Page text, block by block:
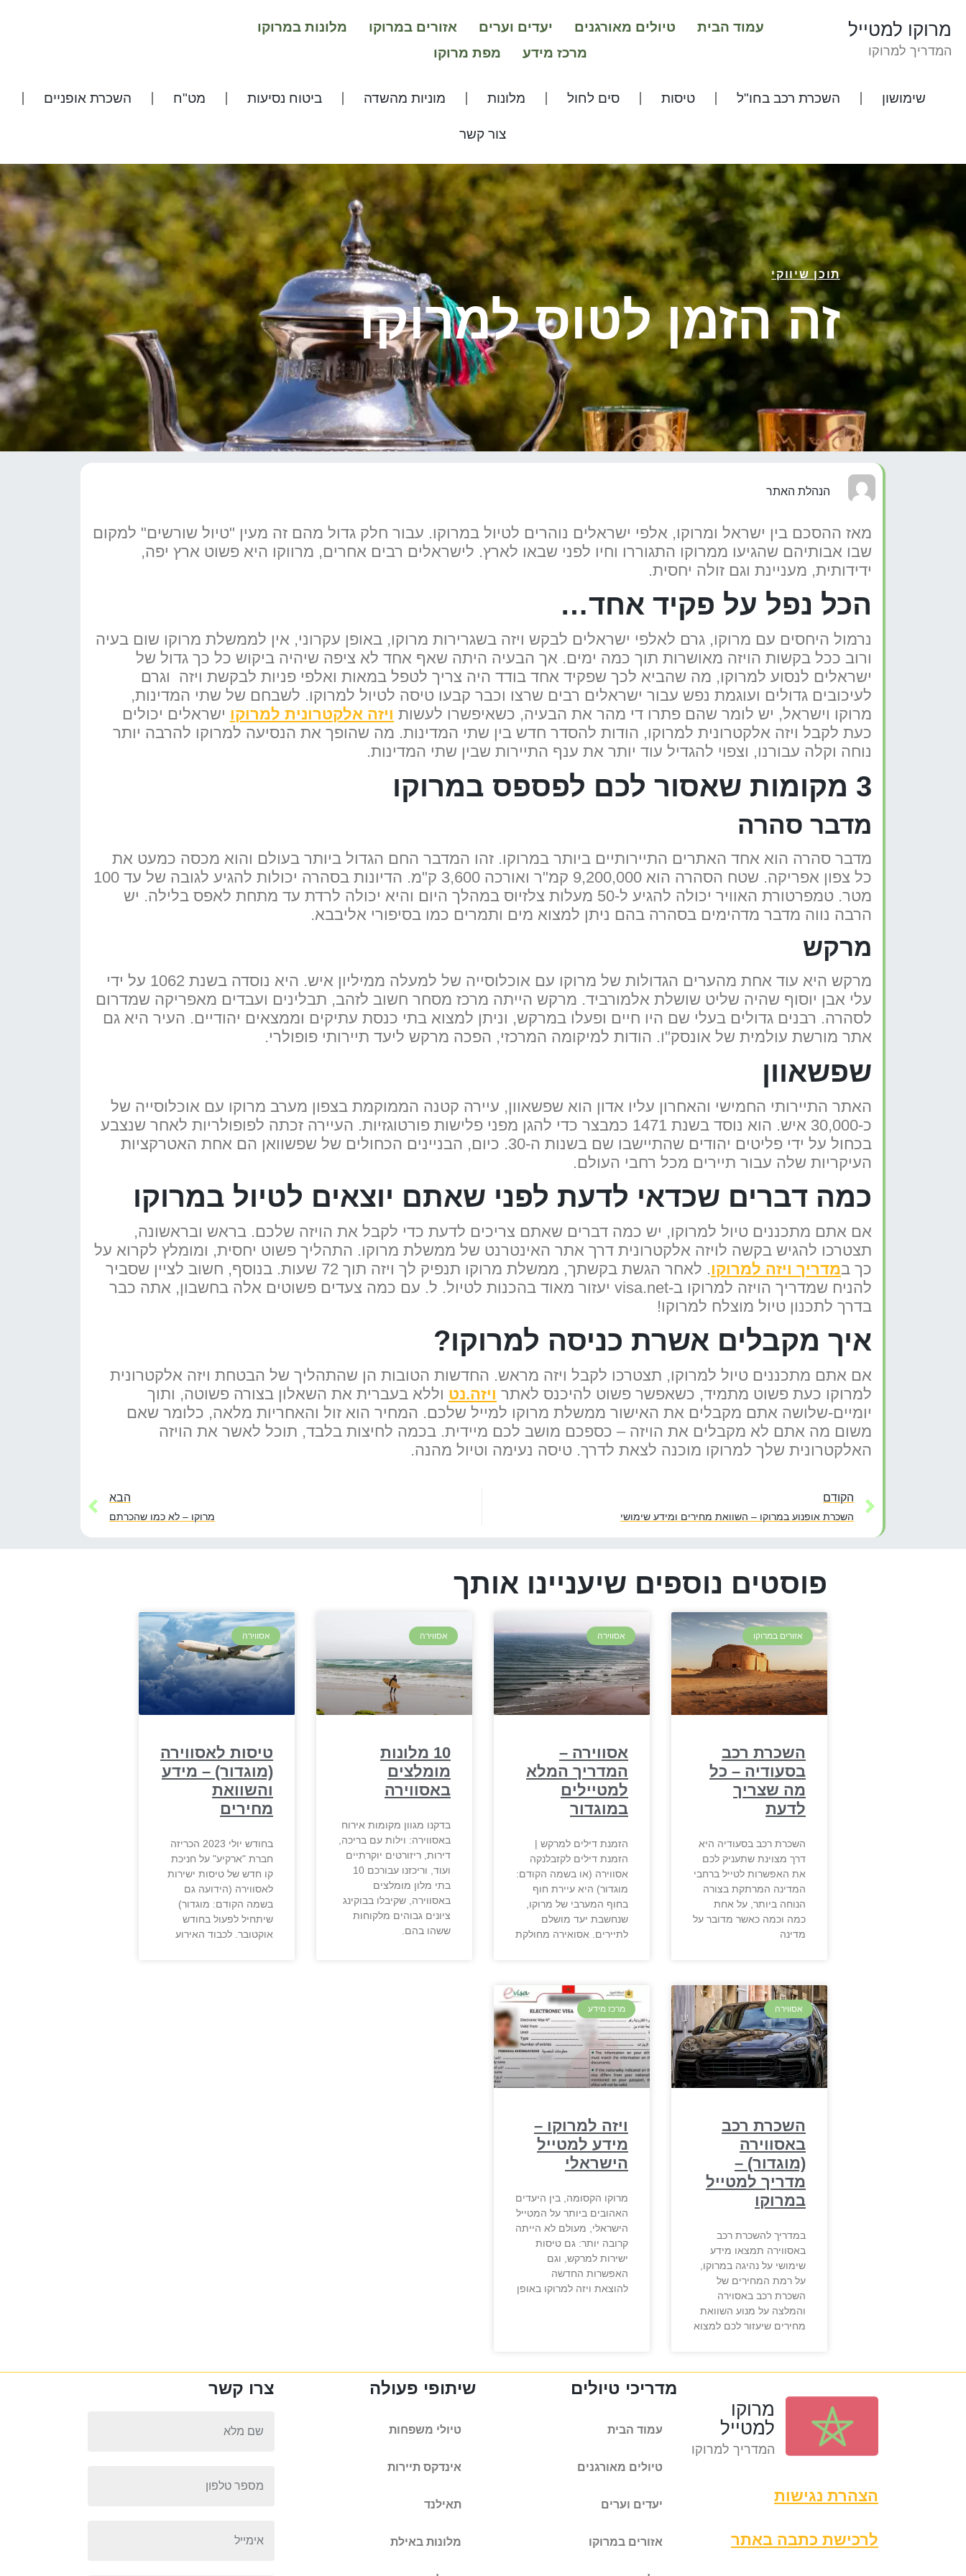
מרוקו למטייל
המדריך למרוקו
עמוד הבית טיולים מאורגנים יעדים וערים אזורים במרוקו
מלונות במרוקו
מרכז מידע
מפת מרוקו
שימושון השכרת רכב בחו"ל טיסות סים לחול מלונות מוניות מהשדה ביטוח נסיעות מט"ח השכרת אופניים
צור קשר
תוכן שיווקי
זה הזמן לטוס למרוקו
הנהלת האתר
מאז ההסכם בין ישראל ומרוקו, אלפי ישראלים נוהרים לטיול במרוקו. עבור חלק גדול מהם זה מעין "טיול שורשים" למקום
שבו אבותיהם שהגיעו ממרוקו התגוררו וחיו לפני שבאו לארץ. לישראלים רבים אחרים, מרווקו היא פשוט ארץ יפה,
ידידותית, מעניינת וגם זולה יחסית.
הכל נפל על פקיד אחד…
נרמול היחסים עם מרוקו, גרם לאלפי ישראלים לבקש ויזה בשגרירות מרוקו, באופן עקרוני, אין לממשלת מרוקו שום בעיה
ורוב ככל בקשות הויזה מאושרות תוך כמה ימים. אך הבעיה היתה שאף אחד לא ציפה שיהיה ביקוש כל כך גדול של
ישראלים לנסוע למרוקו, מה שהביא לכך שפקיד אחד בודד היה צריך לטפל במאות ואלפי פניות לבקשת ויזה וגרם
לעיכובים גדולים ועוגמת נפש עבור ישראלים רבים שרצו וכבר קבעו טיסה לטיול למרוקו. לשבחם של שתי המדינות,
מרוקו וישראל, יש לומר שהם פתרו די מהר את הבעיה, כשאיפשרו לעשות ויזה אלקטרונית למרוקו ישראלים יכולים
כעת לקבל ויזה אלקטרונית למרוקו, הודות להסדר חדש בין שתי המדינות. מה שהופך את הנסיעה למרוקו להרבה יותר
נוחה וקלה עבורנו, וצפוי להגדיל עוד יותר את ענף התיירות שבין שתי המדינות.
3 מקומות שאסור לכם לפספס במרוקו
מדבר סהרה
מדבר סהרה הוא אחד האתרים התיירותיים ביותר במרוקו. זהו המדבר החם הגדול ביותר בעולם והוא מכסה כמעט את
כל צפון אפריקה. שטח הסהרה הוא 9,200,000 קמ"ר ואורכה 3,600 ק"מ. הדיונות בסהרה יכולות להגיע לגובה של עד 100
מטר. טמפרטורת האוויר יכולה להגיע ל-50 מעלות צלזיוס במהלך היום והיא יכולה לרדת עד מתחת לאפס בלילה. יש
הרבה נווה מדבר מדהימים בסהרה בהם ניתן למצוא מים ותמרים כמו בסיפורי אליבבא.
מרקש
מרקש היא עוד אחת מהערים הגדולות של מרוקו עם אוכלוסייה של למעלה ממיליון איש. היא נוסדה בשנת 1062 על ידי
עלי אבן יוסוף שהיה שליט שושלת אלמורביד. מרקש הייתה מרכז מסחר חשוב לזהב, תבלינים ועבדים מאפריקה שמדרום
לסהרה. רבנים גדולים בעלי שם היו חיים ופעלו במרקש, וניתן למצוא בתי כנסת עתיקים וממצאים יהודיים. העיר היא גם
אתר מורשת עולמית של אונסק"ו. הודות למיקומה המרכזי, הפכה מרקש ליעד תיירותי פופולרי.
שפשאוון
האתר התיירותי החמישי והאחרון עליו אדון הוא שפשאוון, עיירה קטנה הממוקמת בצפון מערב מרוקו עם אוכלוסייה של
כ-30,000 איש. הוא נוסד בשנת 1471 כמבצר כדי להגן מפני פלישות פורטוגזיות. העיירה זכתה לפופולריות לאחר שנצבע
בכחול על ידי פליטים יהודים שהתיישבו שם בשנות ה-30. כיום, הבניינים הכחולים של שפשוואן הם אחת האטרקציות
העיקריות שלה עבור תיירים מכל רחבי העולם.
כמה דברים שכדאי לדעת לפני שאתם יוצאים לטיול במרוקו
אם אתם מתכננים טיול למרוקו, יש כמה דברים שאתם צריכים לדעת כדי לקבל את הויזה שלכם. בראש ובראשונה,
תצטרכו להגיש בקשה לויזה אלקטרונית דרך אתר האינטרנט של ממשלת מרוקו. התהליך פשוט יחסית, ומומלץ לקרוא על
כך במדריך ויזה למרוקו
. לאחר הגשת בקשתך, ממשלת מרוקו תנפיק לך ויזה תוך 72 שעות. בנוסף, חשוב לציין שסביר
להניח שמדריך הויזה למרוקו ב-visa.net יעזור מאוד בהכנות לטיול. ל. עם כמה צעדים פשוטים אלה בחשבון, אתה כבר
בדרך לתכנון טיול מוצלח למרוקו!
איך מקבלים אשרת כניסה למרוקו?
אם אתם מתכננים טיול למרוקו, תצטרכו לקבל ויזה מראש. החדשות הטובות הן שהתהליך של הבטחת ויזה אלקטרונית
למרוקו כעת פשוט מתמיד, כשאפשר פשוט להיכנס לאתר ויזה.נט וללא בעברית את השאלון בצורה פשוטה, ותוך
יומיים-שלושה אתם מקבלים את האישור ממשלת מרוקו למייל שלכם. המחיר הוא זול והאחריות מלאה, כלומר שאם
משום מה אתם לא מקבלים את הויזה – כספכם מושב לכם מיידית. בכמה לחיצות בלבד, תוכל לאשר את הויזה
האלקטרונית שלך למרוקו מוכנה לצאת לדרך. טיסה נעימה וטיול מהנה.
הקודם
השכרת אופנוע במרוקו – השוואת מחירים ומידע שימושי
הבא
מרוקו – לא כמו שהכרתם
פוסטים נוספים שיעניינו אותך
אזורים במרוקו
השכרת רכב
בסעודיה – כל
מה שצריך
לדעת
השכרת רכב בסעודיה היא
דרך מצוינת שתעניק לכם
את האפשרות לטייל ברחבי
המדינה המרתקת בצורה
הנוחה ביותר, על אחת
כמה וכמה כאשר מדובר על
מדינה
אסווירה
אסווירה –
המדריך המלא
למטיילים
במוגדור
הזמנת דילים למרקש |
הזמנת דילים לקזבלנקה
אסווירה (או בשמה הקודם:
מוגדור) היא עיירת חוף
בחוף המערבי של מרוקו,
שנחשבת יעד מושלם
לתיירים. אסואירה מחולקת
אסווירה
10 מלונות
מומלצים
באסווירה
בדקנו מגוון מקומות אירוח
באסווירה: וילות עם בריכה,
דירות, ריזורטים יוקרתיים
ועוד, וריכזנו עבורכם 10
בתי מלון מומלצים
באסווירה, שקיבלו בבוקינג
ציונים גבוהים מלקוחות
ששהו בהם.
אסווירה
טיסות לאסווירה
(מוגדור) – מידע
והשוואת
מחירים
בחודש יולי 2023 הכריזה
חברת "ארקיע" על חניכת
קו חדש של טיסות ישירות
לאסווירה (הידועה גם
בשמה הקודם: מוגדור)
שיתחיל לפעול בחודש
אוקטובר. לכבוד האירוע
אסווירה
השכרת רכב
באסווירה
(מוגדור) –
מדריך למטייל
במרוקו
במדריך להשכרת רכב
באסווירה תמצאו מידע
שימושי על נהיגה במרוקו,
על רמת המחירים של
השכרת רכב באסוירה
והמלצה על מנוע השוואת
מחירים שיעזור לכם למצוא
מרכז מידע
ויזה למרוקו –
מידע למטייל
הישראלי
מרוקו הקסומה, בין היעדים
האהובים ביותר על המטייל
הישראלי, מעולם לא הייתה
קרובה יותר: גם טיסות
ישירות למרקש, וגם
האפשרות החדשה
להוצאת ויזה למרוקו באופן
מרוקו
למטייל
המדריך למרוקו
הצהרת נגישות
לרכישת כתבה באתר
מדריכי טיולים
עמוד הבית
טיולים מאורגנים
יעדים וערים
אזורים במרוקו
שיתופי פעולה
טיולי משפחות
אינדקס תיירות
תאילנד
מלונות באילת
צרו קשר